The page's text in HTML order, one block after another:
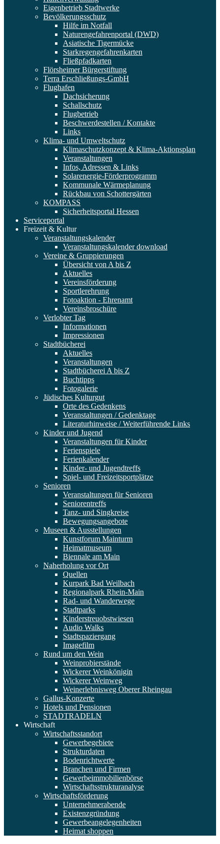
Eigenbetrieb Stadtwerke
Bevölkerungsschutz
Hilfe im Notfall
Naturengefahrenportal (DWD)
Asiatische Tigermücke
Starkregengefahrenkarten
Fließpfadkarten
Flörsheimer Bürgerstiftung
Terra Erschließungs-GmbH
Flughafen
Dachsicherung
Schallschutz
Flugbetrieb
Beschwerdestellen / Kontakte
Links
Klima- und Umweltschutz
Klimaschutzkonzept & Klima-Aktionsplan
Veranstaltungen
Infos, Adressen & Links
Solarenergie-Förderprogramm
Kommunale Wärmeplanung
Rückbau von Schottergärten
KOMPASS
Sicherheitsportal Hessen
Serviceportal
Freizeit & Kultur
Veranstaltungskalender
Veranstaltungskalender download
Vereine & Gruppierungen
Übersicht von A bis Z
Aktuelles
Vereinsförderung
Sportlerehrung
Fotoaktion - Ehrenamt
Vereinsbroschüre
Verlobter Tag
Informationen
Impressionen
Stadtbücherei
Aktuelles
Veranstaltungen
Stadtbücherei A bis Z
Buchtipps
Fotogalerie
Jüdisches Kulturgut
Orte des Gedenkens
Veranstaltungen / Gedenktage
Literaturhinweise / Weiterführende Links
Kinder und Jugend
Veranstaltungen für Kinder
Ferienspiele
Ferienkalender
Kinder- und Jugendtreffs
Spiel- und Freizeitsportplätze
Senioren
Veranstaltungen für Senioren
Seniorentreffs
Tanz- und Singkreise
Bewegungsangebote
Museen & Ausstellungen
Kunstforum Mainturm
Heimatmuseum
Biennale am Main
Naherholung vor Ort
Quellen
Kurpark Bad Weilbach
Regionalpark Rhein-Main
Rad- und Wanderwege
Stadtparks
Kinderstreuobstwiesen
Audio Walks
Stadtspaziergang
Imagefilm
Rund um den Wein
Weinprobierstände
Wickerer Weinkönigin
Wickerer Weinweg
Weinerlebnisweg Oberer Rheingau
Gallus-Konzerte
Hotels und Pensionen
STADTRADELN
Wirtschaft
Wirtschaftsstandort
Gewerbegebiete
Strukturdaten
Bodenrichtwerte
Branchen und Firmen
Gewerbeimmobilienbörse
Wirtschaftsstrukturanalyse
Wirtschaftsförderung
Unternehmerabende
Existenzgründung
Gewerbeangelegenheiten
Heimat shoppen